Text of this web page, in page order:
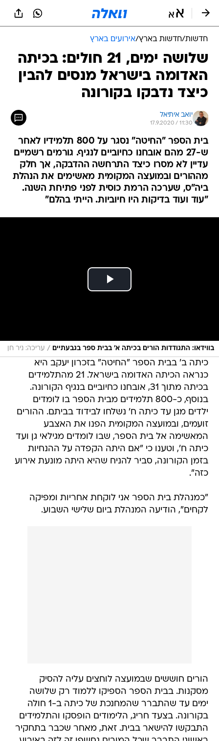
חדשות/חדשות בארץ/אירועים בארץ
שלושה ימים, 21 חולים: בכיתה
האדומה בישראל מנסים להבין
כיצד נדבקו בקורונה
יואב איתיאל
17.9.2020 / 11:30
בית הספר "החיטה" נסגר על 800 תלמידיו לאחר
ש-27 מהם אובחנו כחיוביים לנגיף. גורמים רשמיים
עדיין לא מסרו כיצד התרחשה ההדבקה, אך חלק
מההורים ובמועצה המקומית מאשימים את הנהלת
ביה"ס, שערכה הרמת כוסית לפני פתיחת השנה.
"עוד ועוד בדיקות היו חיוביות. הייתי בהלם"
בווידאו: התגודדות הורים בכיתה א' בבית ספר בגבעתיים / עריכה: ניר חן
כיתה ב' בבית הספר "החיטה" בזכרון יעקב היא
כנראה הכיתה האדומה בישראל. 21 מהתלמידים
בכיתה מתוך 31, אובחנו כחיוביים בנגיף הקורונה.
בנוסף, כ-800 תלמידים מבית הספר בו לומדים
ילדים מגן עד כיתה ח' נשלחו לבידוד בביתם. ההורים
זועמים, ובמועצה המקומית הפנו את האצבע
המאשימה אל בית הספר, שבו לומדים מגילאי גן ועד
כיתה ח', וטענו כי "אם היתה הקפדה על ההנחיות
בזמן הקורונה, סביר להניח שהיא היתה מונעת אירוע
כזה".
"כמנהלת בית הספר אני לוקחת אחריות ומפיקה
לקחים", הודיעה המנהלת ביום שלישי השבוע.
הורים חוששים שבמועצה לוחצים עליה להסיק
מסקנות. בבית הספר הספיקו ללמוד רק שלושה
ימים עד שהתברר שהמחנכת של כיתה ב-1 חולה
בקורונה. בצעד חריג, הלימודים הופסקו והתלמידים
התבקשו להישאר בבית. זאת, מאחר שכבר בתחקיר